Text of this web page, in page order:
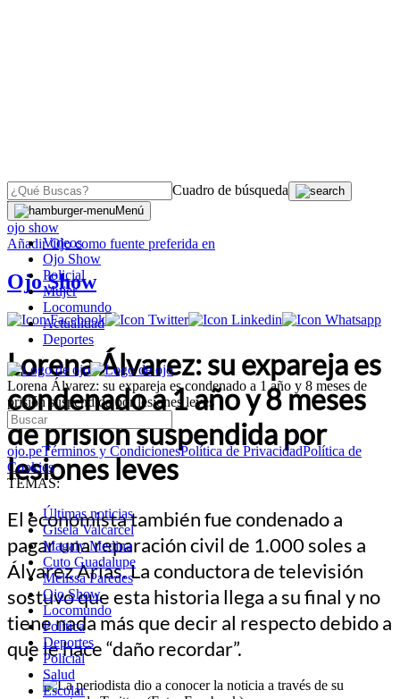
Cuadro de búsqueda
Menú
Videos
Ojo Show
Policial
Mujer
Locomundo
Actualidad
Deportes
Lorena Álvarez: su expareja es condenado a 1 año y 8 meses de
prisión suspendida por lesiones leves
ojo.peTérminos y CondicionesPolítica de PrivacidadPolítica de
Cookies
TEMAS:
Últimas noticias
Gisela Valcarcel
Magaly Medina
Cuto Guadalupe
Melissa Paredes
Ojo Show
Locomundo
Política
Deportes
Policial
Salud
Escolar
OJO
ojo show
AñadirOjocomo fuente preferida en
Ojo Show
Lorena Álvarez: su expareja es
condenado a 1 año y 8 meses
de prisión suspendida por
lesiones leves
El economista también fue condenado a
pagar una reparación civil de 1.000 soles a
Álvarez Arias. La conductora de televisión
sostuvo que esta historia llega a su final y no
tiene nada más que decir al respecto debido a
que le hace “daño recordar”.